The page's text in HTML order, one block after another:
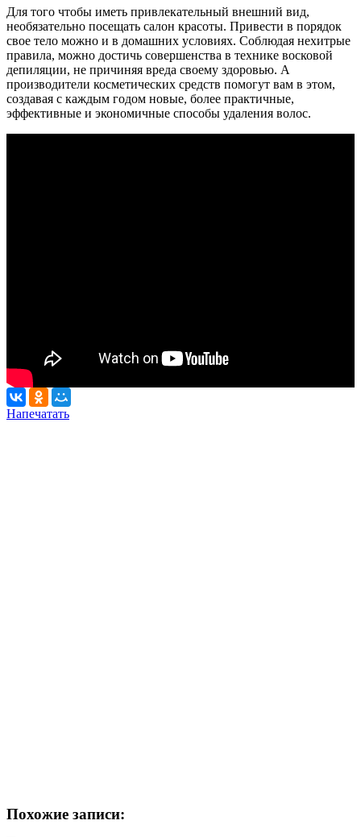
Для того чтобы иметь привлекательный внешний вид,
необязательно посещать салон красоты. Привести в порядок
свое тело можно и в домашних условиях. Соблюдая нехитрые
правила, можно достичь совершенства в технике восковой
депиляции, не причиняя вреда своему здоровью. А
производители косметических средств помогут вам в этом,
создавая с каждым годом новые, более практичные,
эффективные и экономичные способы удаления волос.
Напечатать
Похожие записи: